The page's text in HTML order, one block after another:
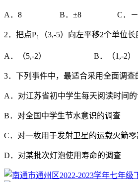
A．8 B．±8 C．
2．把点P1 （3,-5）向左平移2个单位
A．（5,-2） B．（1,-
3．下列事件中，最适合采用全面调
A．对江苏省初中学生每天阅读时间
B．对全国中学生节水意识的调查
C．对一枚用于发射卫星的运载火箭
D．对某批次灯泡使用寿命的调查